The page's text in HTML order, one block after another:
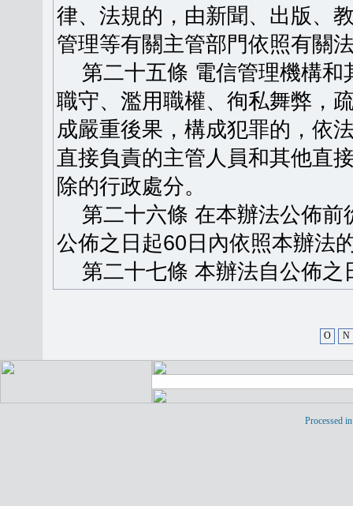
律、法規的，由新聞、出版、
管理等有關主管部門依照有關
第二十五條 電信管理機構和
職守、濫用職權、徇私舞弊，
成嚴重後果，構成犯罪的，依
直接負責的主管人員和其他直
除的行政處分。
第二十六條 在本辦法公佈前
公佈之日起60日內依照本辦法
第二十七條 本辦法自公佈之
O N
Processed